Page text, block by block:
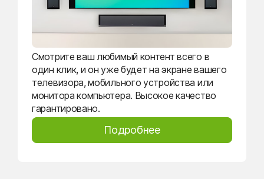
Смотрите ваш любимый контент всего в
один клик, и он уже будет на экране вашего
телевизора, мобильного устройства или
монитора компьютера. Высокое качество
гарантировано.
Подробнее